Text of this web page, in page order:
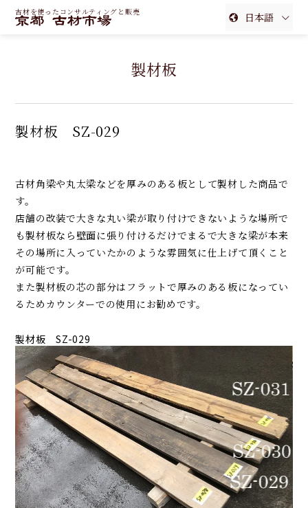
古材を使ったコンサルティングと販売
日本語
繁体中文
製材板
製材板 SZ-029
古材角梁や丸太梁などを厚みのある板として製材した商品で
す。
店舗の改装で大きな丸い梁が取り付けできないような場所で
も製材板なら壁面に張り付けるだけでまるで大きな梁が本来
その場所に入っていたかのような雰囲気に仕上げて頂くこと
が可能です。
また製材板の芯の部分はフラットで厚みのある板になってい
るためカウンターでの使用にお勧めです。
製材板 SZ-029